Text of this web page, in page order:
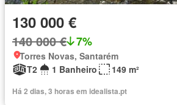
130 000 €
140 000 € 7%
Torres Novas, Santarém
T2
1 Banheiro 149 m²
Há 2 dias, 3 horas em idealista.pt